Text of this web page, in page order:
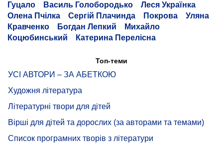
Гуцало
Василь Голобородько
Леся Українка
Олена Пчілка
Сергій Плачинда Покрова
Уляна
Кравченко
Богдан Лепкий
Михайло
Коцюбинський
Катерина Перелісна
Топ-теми
УСІ АВТОРИ – ЗА АБЕТКОЮ
Художня література
Літературні твори для дітей
Вірші для дітей та дорослих (за авторами та темами)
Список програмних творів з літератури